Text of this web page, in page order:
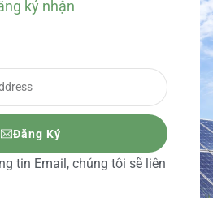
ký nhận
Đăng Ký
tin Email, chúng tôi sẽ liên